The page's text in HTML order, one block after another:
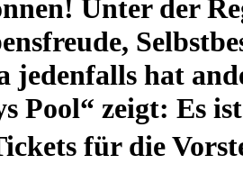
Unter der
hat
Pool“ zeigt: Es
für die